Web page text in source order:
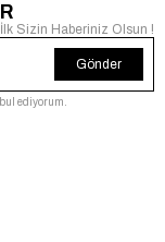
Sizin Haberiniz Olsun !
Gönder
ediyorum.